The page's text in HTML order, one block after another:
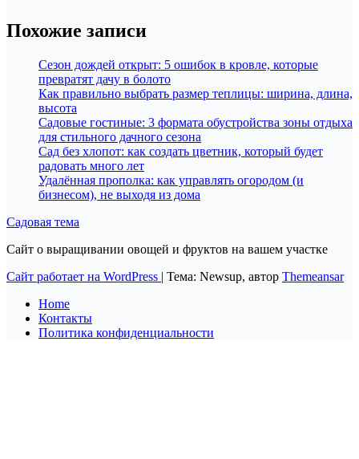
Похожие записи
Сезон дождей открыт: 5 ошибок в кровле, которые
превратят дачу в болото
Как правильно выбрать размер теплицы: ширина, длина,
высота
Садовые гостиные: 3 формата обустройства зоны отдыха
для стильного дачного сезона
Сад без хлопот: как создать цветник, который будет
радовать много лет
Удалённая прополка: как управлять огородом (и
бизнесом), не выходя из дома
Садовая тема
Сайт о выращивании овощей и фруктов на вашем участке
Сайт работает на WordPress | Тема: Newsup, автор Themeansar
Home
Контакты
Политика конфиденциальности